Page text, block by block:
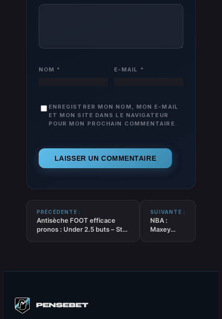
NOM * E-MAIL *
ENREGISTRER MON NOM, MON E-MAIL
ET MON SITE DANS LE NAVIGATEUR
POUR MON PROCHAIN COMMENTAIRE.
PRÉCÉDENTE :
Antisèche FOOT efficace
pronos : Under 2.5 buts – Stat
SUIVANTE :
NBA :
Maxey